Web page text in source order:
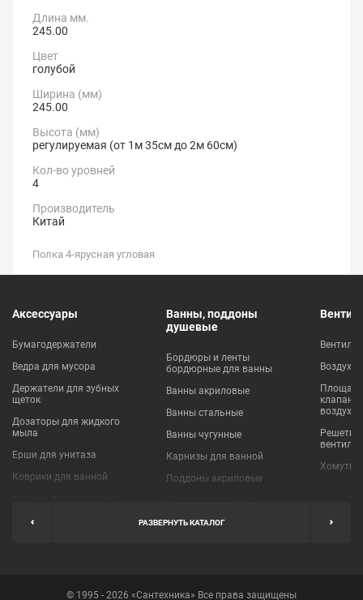
Длина мм.
245.00
Цвет
голубой
Ширина (мм)
245.00
Высота (мм)
регулируемая (от 1м 35см до 2м 60см)
Кол-во уровней
4
Производитель
Китай
Полка 4-ярусная угловая
Аксессуары
Бумагодержатели
Ведра для мусора
Держатели для зубных
щеток
Дозаторы для жидкого
мыла
Ерши для унитаза
Коврики для ванной
Мыльницы
Полотенцедержатели
Ванны, поддоны
душевые
Бордюры и ленты
бордюрные для ванны
Ванны акриловые
Ванны стальные
Ванны чугунные
Карнизы для ванной
Поддоны акриловые
Пробки для ванн
клапаны
Решетки
Хомуты
РАЗВЕРНУТЬ КАТАЛОГ
© 1995 - 2026 «Сантехника» Все права защищены